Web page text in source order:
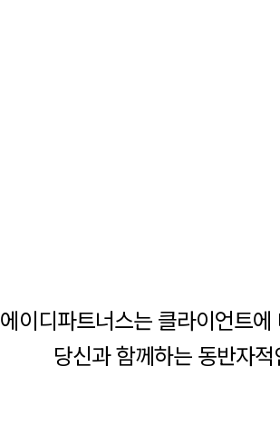
에이디파트너스는 클라이언트
당신과 함께하는 동반자